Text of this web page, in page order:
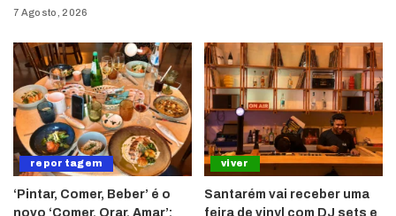
7 Agosto, 2026
reportagem
‘Pintar, Comer, Beber’ é o
novo ‘Comer, Orar, Amar’:
viver
Santarém vai receber uma
feira de vinyl com DJ sets e